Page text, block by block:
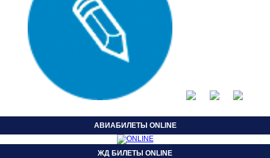
АВИАБИЛЕТЫ ONLINE
ЖД БИЛЕТЫ ONLINE